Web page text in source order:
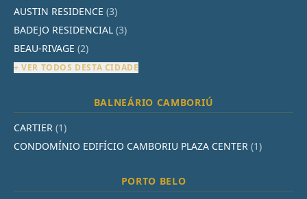
AUSTIN RESIDENCE (3)
BADEJO RESIDENCIAL (3)
BEAU-RIVAGE (2)
+ VER TODOS DESTA CIDADE
BALNEÁRIO CAMBORIÚ
CARTIER (1)
CONDOMÍNIO EDIFÍCIO CAMBORIU PLAZA CENTER (1)
PORTO BELO